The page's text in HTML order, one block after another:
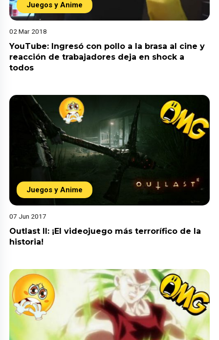
Juegos y Anime
02 Mar 2018
YouTube: Ingresó con pollo a la brasa al cine y
reacción de trabajadores deja en shock a
todos
Juegos y Anime
07 Jun 2017
Outlast II: ¡El videojuego más terrorífico de la
historia!